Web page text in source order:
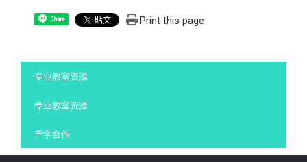
Share Print this page
专业教室资源
专业教室资源
产学合作